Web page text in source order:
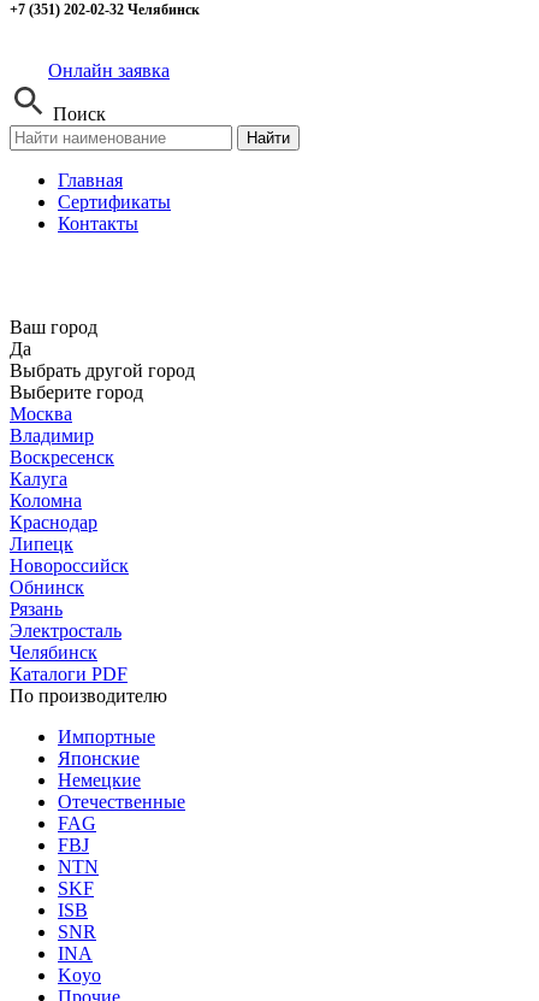
+7 (351) 202-02-32 Челябинск
Онлайн заявка
Поиск
Найти
Главная
Сертификаты
Контакты
Ваш город
Да
Выбрать другой город
Выберите город
Москва
Владимир
Воскресенск
Калуга
Коломна
Краснодар
Липецк
Новороссийск
Обнинск
Рязань
Электросталь
Челябинск
Каталоги PDF
По производителю
Импортные
Японские
Немецкие
Отечественные
FAG
FBJ
NTN
SKF
ISB
SNR
INA
Koyo
Прочие